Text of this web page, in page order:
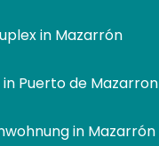
in Mazarrón
in Puerto de Mazarron
in Mazarrón